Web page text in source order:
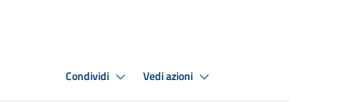
Condividi Vedi azioni